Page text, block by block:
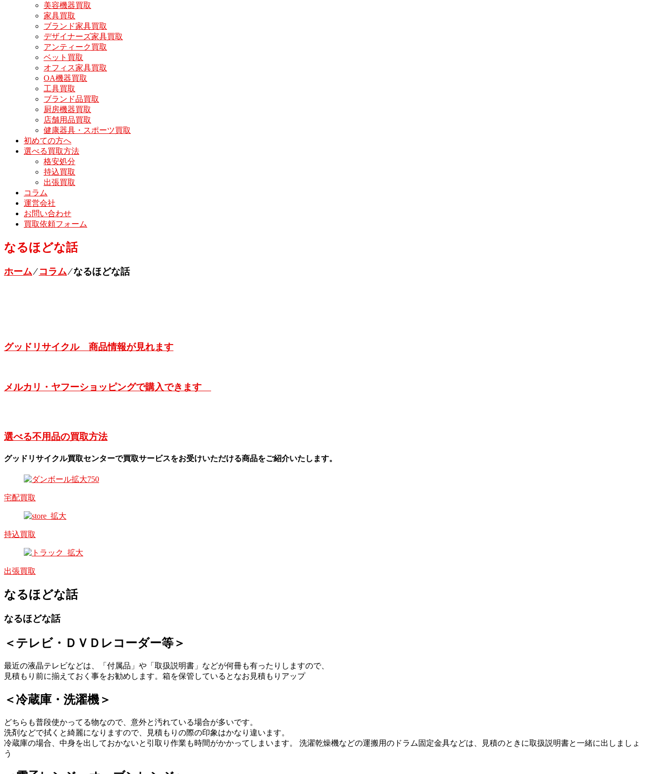
美容機器買取
家具買取
ブランド家具買取
デザイナーズ家具買取
アンティーク買取
ベット買取
オフィス家具買取
OA機器買取
工具買取
ブランド品買取
厨房機器買取
店舗用品買取
健康器具・スポーツ買取
初めての方へ
選べる買取方法
格安処分
持込買取
出張買取
コラム
運営会社
お問い合わせ
買取依頼フォーム
なるほどな話
ホーム⁄コラム⁄なるほどな話
グッドリサイクル 商品情報が見れます
メルカリ・ヤフーショッピングで購入できます
選べる不用品の買取方法
グッドリサイクル買取センターで買取サービスをお受けいただける商品をご紹介いたします。
宅配買取
持込買取
出張買取
なるほどな話
なるほどな話
＜テレビ・ＤＶＤレコーダー等＞
最近の液晶テレビなどは、「付属品」や「取扱説明書」などが何冊も有ったりしますので、
見積もり前に揃えておく事をお勧めします。箱を保管しているとなお見積もりアップ
＜冷蔵庫・洗濯機＞
どちらも普段使かってる物なので、意外と汚れている場合が多いです。
洗剤などで拭くと綺麗になりますので、見積もりの際の印象はかなり違います。
冷蔵庫の場合、中身を出しておかないと引取り作業も時間がかかってしまいます。 洗濯乾燥機などの運搬用のドラム固定金具などは、見積のときに取扱説明書と一緒に出しましょ
う